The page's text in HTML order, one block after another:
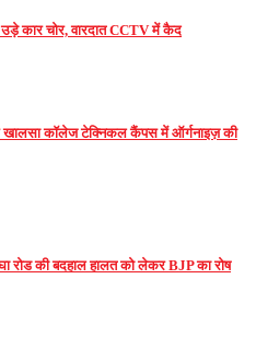
कार चोर, वारदात CCTV में कैद
खालसा कॉलेज टेक्निकल कैंपस में ऑर्गनाइज़ की
रोड की बदहाल हालत को लेकर BJP का रोष